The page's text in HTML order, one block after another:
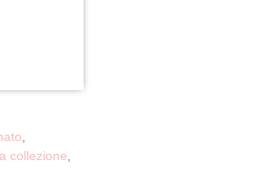
collezione